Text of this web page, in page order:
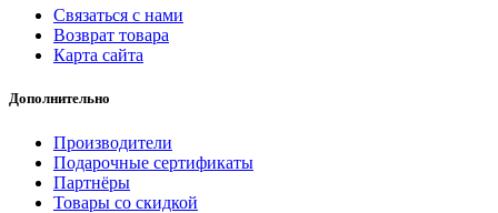
Связаться с нами
Возврат товара
Карта сайта
Дополнительно
Производители
Подарочные сертификаты
Партнёры
Товары со скидкой